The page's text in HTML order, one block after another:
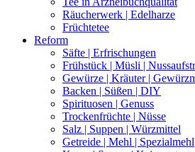
Räucherwerk | Edelharze
Früchtetee
Reform
Säfte | Erfrischungen
Frühstück | Müsli |
Gewürze | Kräuter |
Backen | Süßen | DIY
Spirituosen | Genuss
Trockenfrüchte | Nüsse
Salz | Suppen | Würzmittel
Getreide | Mehl | Spezialmehl